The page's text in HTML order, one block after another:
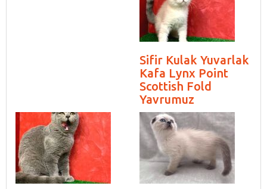
Sifir Kulak Yuvarlak
Kafa Lynx Point
Scottish Fold
Yavrumuz